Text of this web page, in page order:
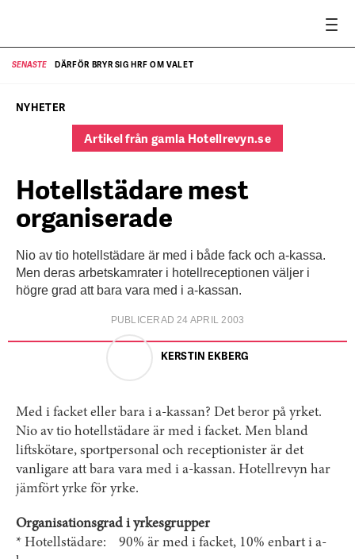
SENASTE DÄRFÖR BRYR SIG HRF OM VALET
NYHETER
Artikel från gamla Hotellrevyn.se
Hotellstädare mest
organiserade
Nio av tio hotellstädare är med i både fack och a-kassa.
Men deras arbetskamrater i hotellreceptionen väljer i
högre grad att bara vara med i a-kassan.
PUBLICERAD 24 APRIL 2003
KERSTIN EKBERG
Med i facket eller bara i a-kassan? Det beror på yrket.
Nio av tio hotellstädare är med i facket. Men bland
liftskötare, sportpersonal och receptionister är det
vanligare att bara vara med i a-kassan. Hotellrevyn har
jämfört yrke för yrke.
Organisationsgrad i yrkesgrupper
* Hotellstädare: 90% är med i facket, 10% enbart i a-